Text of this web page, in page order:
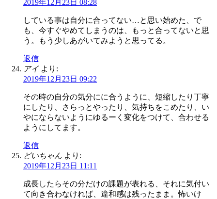
2019年12月23日 08:28
している事は自分に合ってない…と思い始めた、で
も、今すぐやめてしまうのは、もっと合ってないと思
う。もう少しあがいてみようと思ってる。
返信
アイ より:
2019年12月23日 09:22
その時の自分の気分にに合うように、短縮したり丁寧
にしたり、さらっとやったり、気持ちをこめたり、い
やにならないようにゆるーく変化をつけて、合わせる
ようにしてます。
返信
どいちゃん より:
2019年12月23日 11:11
成長したらその分だけの課題が表れる、それに気付い
て向き合わなければ、違和感は残ったまま。怖いけ